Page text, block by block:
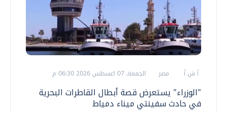
أ ش أ مصر الجمعة، 07 اغسطس 2026 06:30 م
"الوزراء" يستعرض قصة أبطال القاطرات البحرية
في حادث سفينتي ميناء دمياط